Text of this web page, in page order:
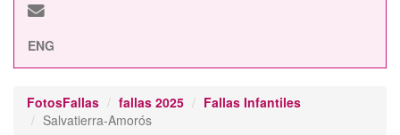
ENG
FotosFallas fallas 2025
Fallas Infantiles
Salvatierra-Amorós